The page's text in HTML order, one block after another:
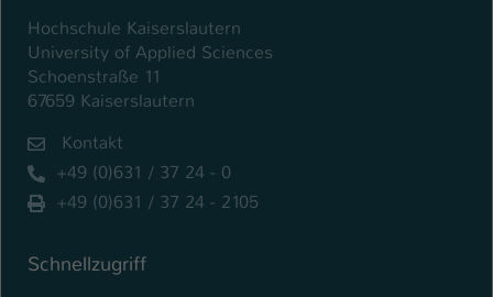
Hochschule Kaiserslautern
University of Applied Sciences
Schoenstraße 11
67659 Kaiserslautern
Kontakt
+49 (0)631 / 37 24 - 0
+49 (0)631 / 37 24 - 2105
Schnellzugriff